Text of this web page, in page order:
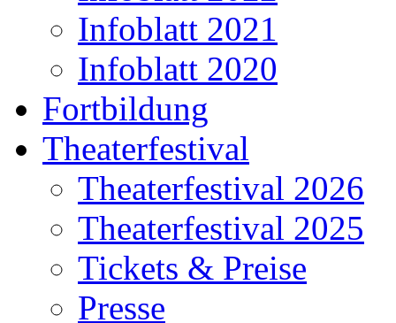
Infoblatt 2021
Infoblatt 2020
Fortbildung
Theaterfestival
Theaterfestival 2026
Theaterfestival 2025
Tickets & Preise
Presse